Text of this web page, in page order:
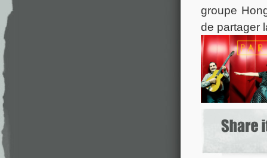
groupe
de partager